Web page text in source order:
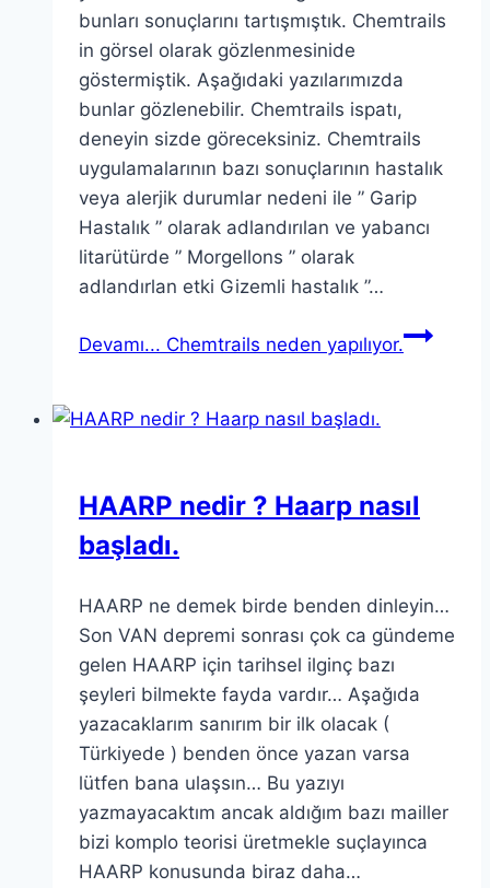
bunları sonuçlarını tartışmıştık. Chemtrails
in görsel olarak gözlenmesinide
göstermiştik. Aşağıdaki yazılarımızda
bunlar gözlenebilir. Chemtrails ispatı,
deneyin sizde göreceksiniz. Chemtrails
uygulamalarının bazı sonuçlarının hastalık
veya alerjik durumlar nedeni ile ” Garip
Hastalık ” olarak adlandırılan ve yabancı
litarütürde ” Morgellons ” olarak
adlandırlan etki Gizemli hastalık ”…
Devamı... Chemtrails neden yapılıyor.
HAARP nedir ? Haarp nasıl
başladı.
HAARP ne demek birde benden dinleyin…
Son VAN depremi sonrası çok ca gündeme
gelen HAARP için tarihsel ilginç bazı
şeyleri bilmekte fayda vardır… Aşağıda
yazacaklarım sanırım bir ilk olacak (
Türkiyede ) benden önce yazan varsa
lütfen bana ulaşsın… Bu yazıyı
yazmayacaktım ancak aldığım bazı mailler
bizi komplo teorisi üretmekle suçlayınca
HAARP konusunda biraz daha…